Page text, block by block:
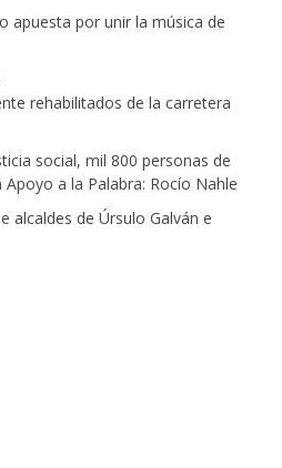
apuesta por unir la música de
rehabilitados de la carretera
social, mil 800 personas de
a la Palabra: Rocío Nahle
alcaldes de Úrsulo Galván e